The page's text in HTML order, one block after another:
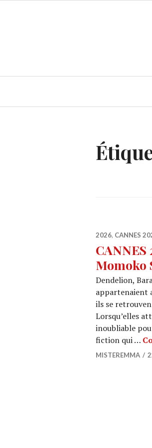
2026, CANNES
CANNES
Momoko
Dendelion,
appartenaient
ils se
Lorsqu’elles
inoubliable
fiction qui …
MISTEREMMA